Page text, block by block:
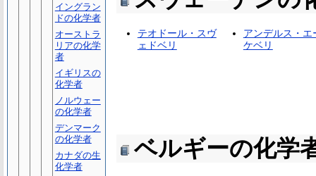
テオドール・スヴ
ェドベリ
アンデルス・エ
ケベリ
ベルギーの化学
イングラン
ドの化学者
オーストラ
リアの化学
者
イギリスの
化学者
ノルウェー
の化学者
デンマーク
の化学者
カナダの生
化学者